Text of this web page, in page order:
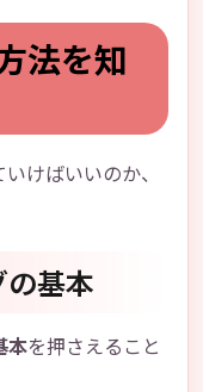
法を知
けばいいのか、
基本
本を押さえること